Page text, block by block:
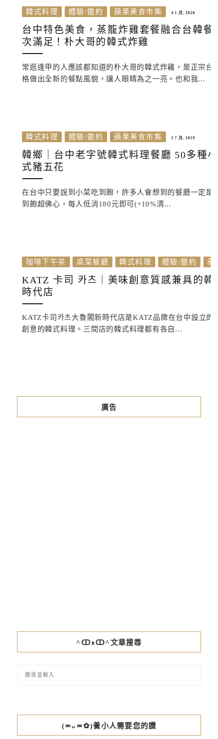
韓式料理 體驗/邀約 蘋果美食市集 4 1 月, 2020
台中特色美食，蒸籠炸雞套餐融合台韓
次滿足！朴大哥的韓式炸雞
常逛逢甲的人應該都知道的朴大哥的韓式炸雞，是正宗
格做出全新的餐點風貌，讓人眼睛為之一亮。也和我...
韓式料理 體驗/邀約 蘋果美食市集 5 7 月, 2019
韓鄉｜台中老字號韓式料理餐廳 50多種
式豬五花
在台中只要說到小菜吃到飽，許多人會想到的餐廳一定
到飽超佛心，每人低消180元即可(+10%清...
咖啡下午茶 桌菜餐廳 韓式料理 體驗/邀約 蘋
KATZ 卡司 카츠｜美味創意質感兼具的
時代店
KATZ卡司카츠大魯閣新時代店是KATZ品牌在台中設立
創意的韓式料理。三間店的韓式料理都有各自...
廣告
^ↀᴥↀ^文章搜尋
(≖ᴗ≖✿)養小人需要您的讚